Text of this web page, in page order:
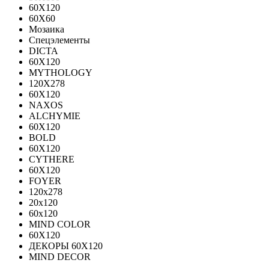
60X120
60X60
Мозаика
Спецэлементы
DICTA
60X120
MYTHOLOGY
120X278
60X120
NAXOS
ALCHYMIE
60Х120
BOLD
60X120
CYTHERE
60X120
FOYER
120х278
20х120
60х120
MIND COLOR
60Х120
ДЕКОРЫ 60Х120
MIND DECOR